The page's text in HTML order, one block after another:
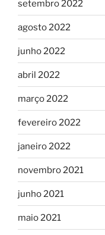
setembro 2022
agosto 2022
junho 2022
abril 2022
março 2022
fevereiro 2022
janeiro 2022
novembro 2021
junho 2021
maio 2021